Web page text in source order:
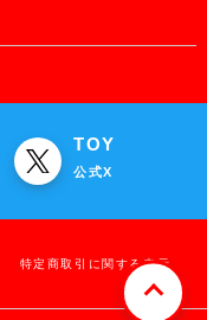
TOY
公式X
特定商取引に関する表示